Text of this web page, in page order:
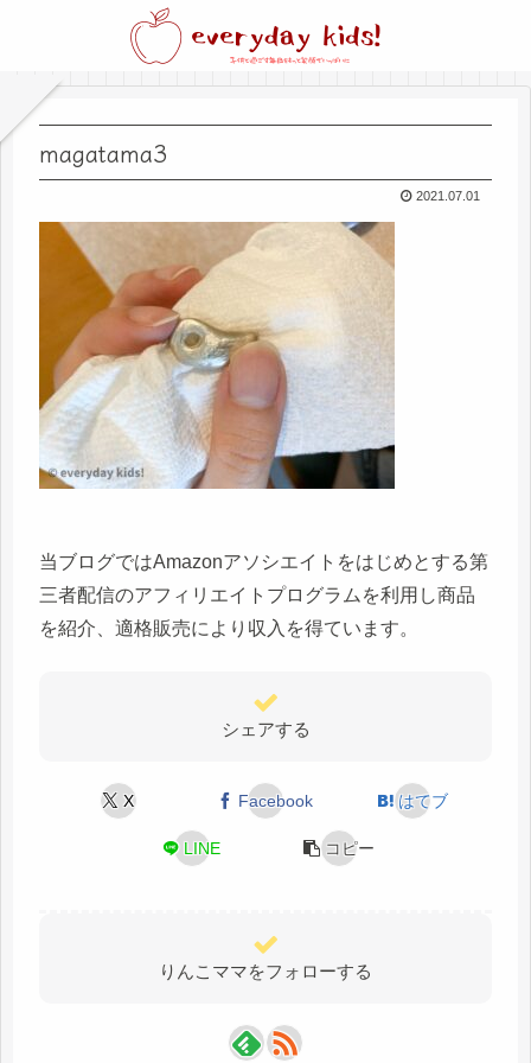
magatama3
2021.07.01
当ブログではAmazonアソシエイトをはじめとする第
三者配信のアフィリエイトプログラムを利用し商品
を紹介、適格販売により収入を得ています。
シェアする
X Facebook はてブ
LINE コピー
りんこママをフォローする